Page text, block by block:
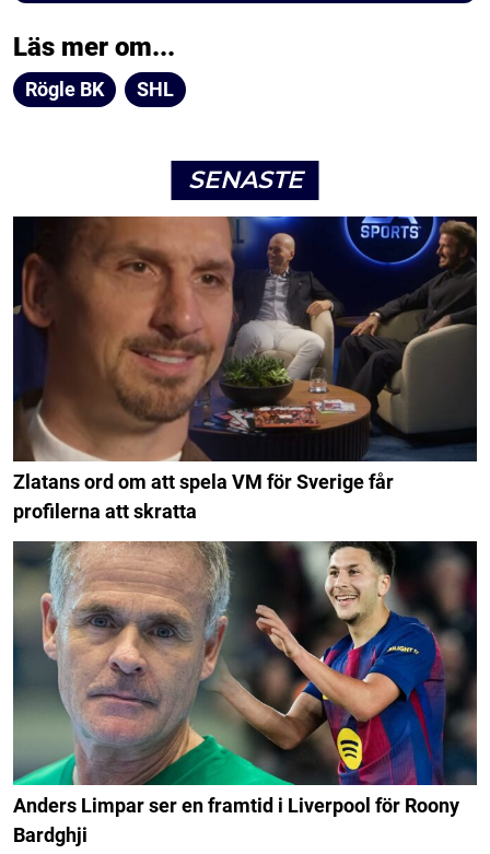
Läs mer om...
Rögle BK SHL
SENASTE
Zlatans ord om att spela VM för Sverige får
profilerna att skratta
Anders Limpar ser en framtid i Liverpool för Roony
Bardghji